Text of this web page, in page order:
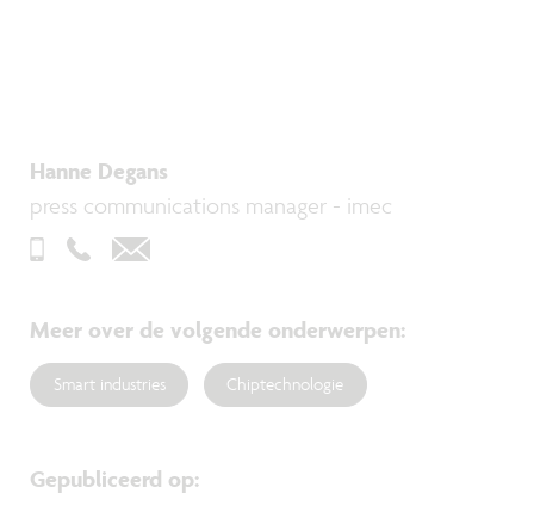
Hanne Degans
press communications manager - imec
Meer over de volgende onderwerpen:
Smart industries Chiptechnologie
Gepubliceerd op: